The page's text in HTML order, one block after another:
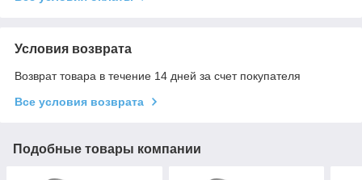
Условия возврата
Возврат товара в течение 14 дней за счет покупателя
Все условия возврата
Подобные товары компании